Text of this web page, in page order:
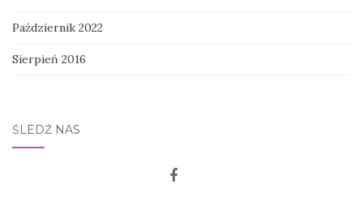
Październik 2022
Sierpień 2016
ŚLEDŹ NAS